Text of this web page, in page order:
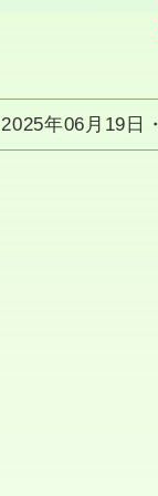
2025年06月19日・